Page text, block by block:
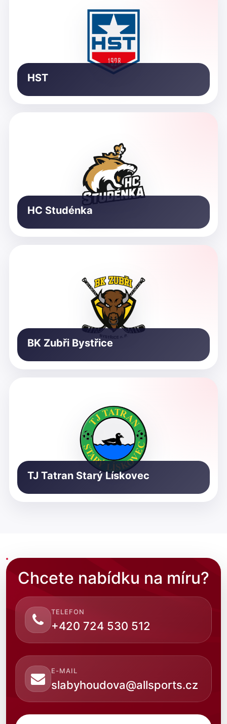
HST
HC Studénka
BK Zubři Bystřice
TJ Tatran Starý Lískovec
Chcete nabídku na míru?
TELEFON
+420 724 530 512
E-MAIL
slabyhoudova@allsports.cz